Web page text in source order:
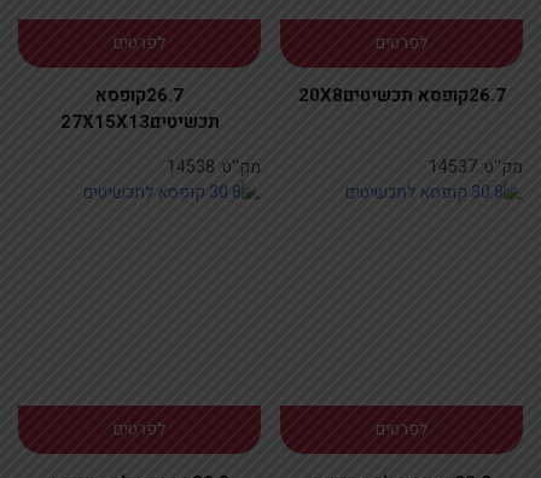
לפרטים
26.7קופסא תכשיטים20X8
לפרטים
26.7קופסא
תכשיטים27X15X13
מק''ט:14537
לפרטים
מק''ט: 14538
לפרטים